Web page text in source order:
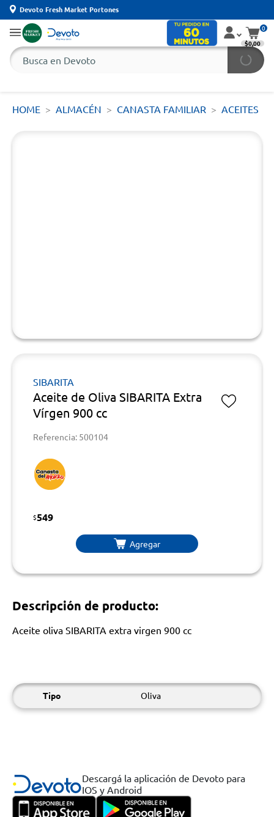
Devoto Fresh Market Portones
0
$0,00
HOME ALMACÉN CANASTA FAMILIAR ACEITES
SIBARITA
Aceite de Oliva SIBARITA Extra
Vírgen 900 cc
Referencia: 500104
$549
Agregar
Descripción de producto:
Aceite oliva SIBARITA extra virgen 900 cc
Tipo Oliva
Descargá la aplicación de Devoto para
IOS y Android